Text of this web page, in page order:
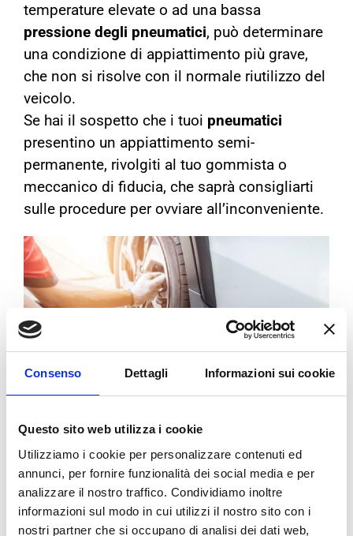
Consenso Dettagli Informazioni sui cookie
Questo sito web utilizza i cookie
Utilizziamo i cookie per personalizzare contenuti ed
annunci, per fornire funzionalità dei social media e per
analizzare il nostro traffico. Condividiamo inoltre
informazioni sul modo in cui utilizzi il nostro sito con i
nostri partner che si occupano di analisi dei dati web,
temperature elevate o ad una bassa
pressione degli pneumatici, può determinare
una condizione di appiattimento più grave,
che non si risolve con il normale riutilizzo del
veicolo.
Se hai il sospetto che i tuoi pneumatici
presentino un appiattimento semi-
permanente, rivolgiti al tuo gommista o
meccanico di fiducia, che saprà consigliarti
sulle procedure per ovviare all’inconveniente.
COME PREVENIRE ILFLAT
SPOTTING